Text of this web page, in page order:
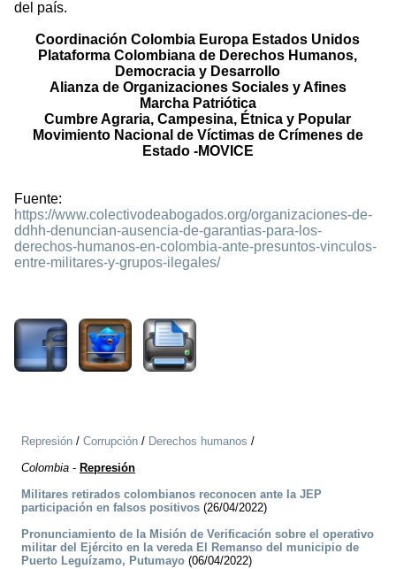
del país.
Coordinación Colombia Europa Estados Unidos
Plataforma Colombiana de Derechos Humanos,
Democracia y Desarrollo
Alianza de Organizaciones Sociales y Afines
Marcha Patriótica
Cumbre Agraria, Campesina, Étnica y Popular
Movimiento Nacional de Víctimas de Crímenes de
Estado -MOVICE
Fuente:
https://www.colectivodeabogados.org/organizaciones-de-
ddhh-denuncian-ausencia-de-garantias-para-los-
derechos-humanos-en-colombia-ante-presuntos-vinculos-
entre-militares-y-grupos-ilegales/
Represión / Corrupción / Derechos humanos /
Colombia - Represión
Militares retirados colombianos reconocen ante la JEP
participación en falsos positivos (26/04/2022)
Pronunciamiento de la Misión de Verificación sobre el operativo
militar del Ejército en la vereda El Remanso del municipio de
Puerto Leguízamo, Putumayo (06/04/2022)